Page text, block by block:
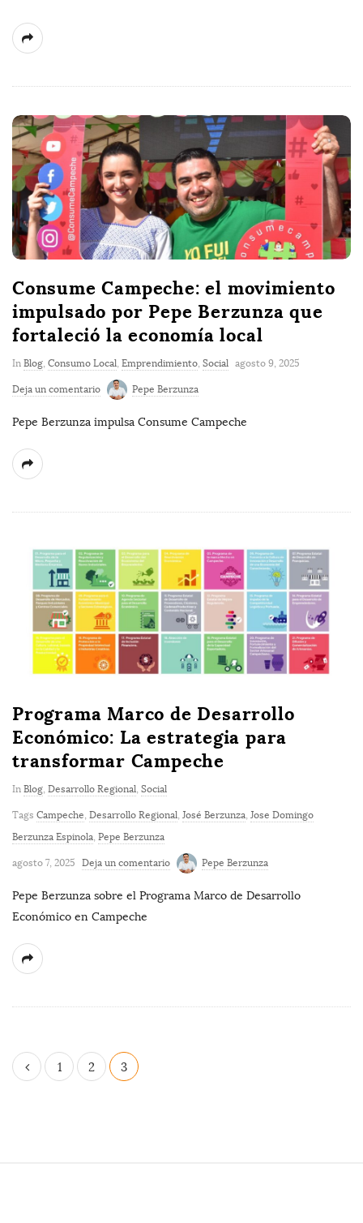
Consume Campeche: el movimiento
impulsado por Pepe Berzunza que
fortaleció la economía local
In Blog Consumo Local Emprendimiento Social agosto 9, 2025
Deja un comentario Pepe Berzunza
Pepe Berzunza impulsa Consume Campeche
Programa Marco de Desarrollo
Económico: La estrategia para
transformar Campeche
In Blog Desarrollo Regional Social
Tags Campeche Desarrollo Regional José Berzunza Jose Domingo
Berzunza Espinola Pepe Berzunza
agosto 7, 2025 Deja un comentario Pepe Berzunza
Pepe Berzunza sobre el Programa Marco de Desarrollo
Económico en Campeche
P
a
1 2 3